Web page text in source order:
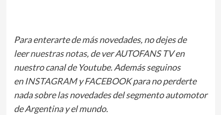
Para enterarte de más novedades, no dejes de
leernuestras notas, de verAUTOFANS TVen
nuestro canal de Youtube. Además seguinos
enINSTAGRAMyFACEBOOKpara no perderte
nada sobre las novedades del segmento automotor
de Argentina y el mundo.